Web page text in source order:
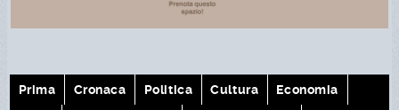
Prima Cronaca Politica Cultura Economia